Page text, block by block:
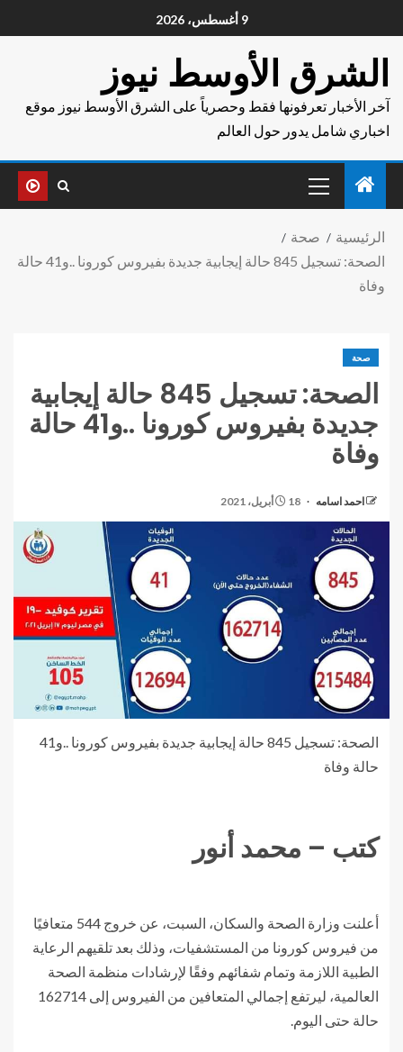
9 أغسطس، 2026
الشرق الأوسط نيوز
آخر الأخبار تعرفونها فقط وحصرياً على الشرق الأوسط نيوز موقع
اخباري شامل يدور حول العالم
الرئيسية
صحة
الصحة: تسجيل 845 حالة إيجابية جديدة بفيروس كورونا ..و41 حالة
وفاة
صحة
الصحة: تسجيل 845 حالة إيجابية
جديدة بفيروس كورونا ..و41 حالة
وفاة
احمد اسامه 18 أبريل، 2021
الصحة: تسجيل 845 حالة إيجابية جديدة بفيروس كورونا ..و41
حالة وفاة
كتب – محمد أنور
أعلنت وزارة الصحة والسكان، السبت، عن خروج 544 متعافيًا
من فيروس كورونا من المستشفيات، وذلك بعد تلقيهم الرعاية
الطبية اللازمة وتمام شفائهم وفقًا لإرشادات منظمة الصحة
العالمية، ليرتفع إجمالي المتعافين من الفيروس إلى 162714
حالة حتى اليوم.